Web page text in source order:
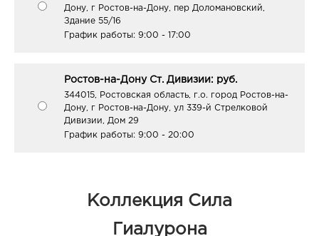
Дону, г Ростов-на-Дону, пер Доломановский,
Здание 55/16
График работы: 9:00 - 17:00
Ростов-на-Дону Ст. Дивизии: руб.
344015, Ростовская область, г.о. город Ростов-на-
Дону, г Ростов-на-Дону, ул 339-й Стрелковой
Дивизии, Дом 29
График работы: 9:00 - 20:00
Коллекция Сила
Гиалурона